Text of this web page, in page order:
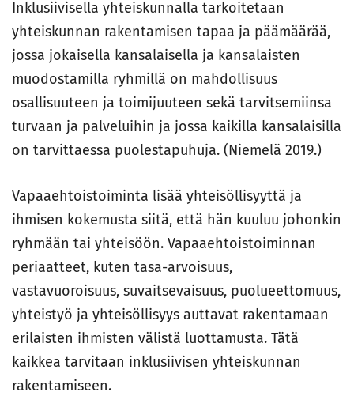
Inklusiivisella yhteiskunnalla tarkoitetaan
yhteiskunnan rakentamisen tapaa ja päämäärää,
jossa jokaisella kansalaisella ja kansalaisten
muodostamilla ryhmillä on mahdollisuus
osallisuuteen ja toimijuuteen sekä tarvitsemiinsa
turvaan ja palveluihin ja jossa kaikilla kansalaisilla
on tarvittaessa puolestapuhuja. (Niemelä 2019.)
Vapaaehtoistoiminta lisää yhteisöllisyyttä ja
ihmisen kokemusta siitä, että hän kuuluu johonkin
ryhmään tai yhteisöön. Vapaaehtoistoiminnan
periaatteet, kuten tasa-arvoisuus,
vastavuoroisuus, suvaitsevaisuus, puolueettomuus,
yhteistyö ja yhteisöllisyys auttavat rakentamaan
erilaisten ihmisten välistä luottamusta. Tätä
kaikkea tarvitaan inklusiivisen yhteiskunnan
rakentamiseen.